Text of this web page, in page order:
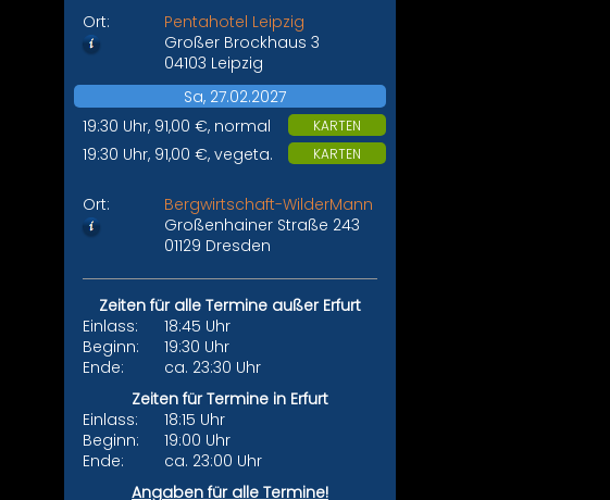
Ort:
Pentahotel Leipzig
Großer Brockhaus 3
04103 Leipzig
Sa, 27.02.2027
19:30 Uhr, 91,00 €, normal
KARTEN
19:30 Uhr, 91,00 €, vegeta. KARTEN
Ort:
Bergwirtschaft-WilderMann
Großenhainer Straße 243
01129 Dresden
Zeiten für alle Termine außer Erfurt
Einlass:
18:45 Uhr
Beginn:
19:30 Uhr
Ende:
ca. 23:30 Uhr
Zeiten für Termine in Erfurt
Einlass:
18:15 Uhr
Beginn:
19:00 Uhr
Ende:
ca. 23:00 Uhr
Angaben für alle Termine!